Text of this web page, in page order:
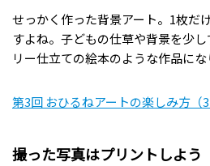
せっかく作った背景アート。1枚だ
すよね。子どもの仕草や背景を少
リー仕立ての絵本のような作品にな
第3回 おひるねアートの楽しみ方（
撮った写真はプリントしよう